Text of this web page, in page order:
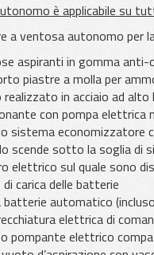
è applicabile su
a ventosa autonomo per
aspiranti in gomma anti-
piastre a molla per
realizzato in acciaio ad
con pompa
sistema economizzatore
scende sotto la soglia di
elettrico sul quale sono
carica delle batterie
batterie automatico
elettrica di
pompante elettrico